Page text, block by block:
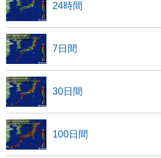
24時間
7日間
30日間
100日間